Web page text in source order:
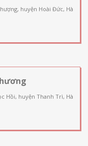
huyện Hoài Đức, Hà
Hồi, huyện Thanh Trì, Hà